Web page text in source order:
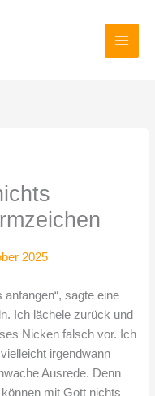
2025
sagte eine
Ich lächele zurück und
Nicken falsch vor. Ich
irgendwann
Ausrede. Denn
mit Gott nichts